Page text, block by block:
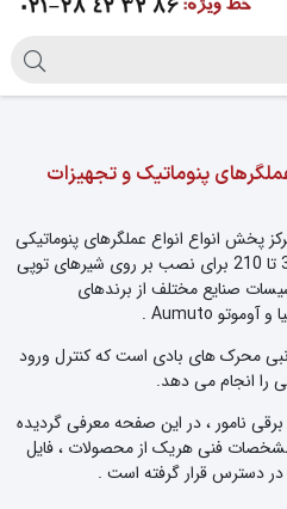
پنوماتیک و تجهیزات
پخش انواع انواع عملگرهای پنوماتیکی
دابل اکتینگ و فنر برگشتی از سایز 32 تا 210 برای نصب بر روی شیرهای توپی
صنایع مختلف از برندهای
محرک های بادی است که کنترل ورود
را انجام می دهد.
نامور ، در این صفحه معرفی گردیده
فنی هریک از محصولات ، فایل
در دسترس قرار گرفته است .